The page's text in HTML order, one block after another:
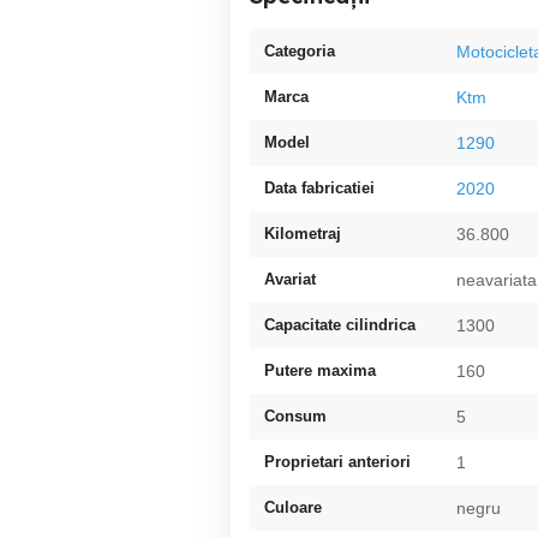
Categoria
Marca Ktm
Model 1290
Data fabricatiei 2020
Kilometraj 36.800
Avariat neavariata
Capacitate cilindrica 1300
Putere maxima 160
Consum 5
Proprietari anteriori 1
Culoare negru